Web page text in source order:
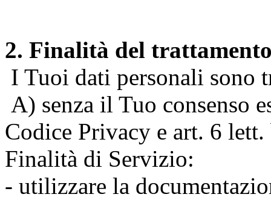
2. Finalità del
I Tuoi dati personali sono
A) senza il Tuo consenso
Codice Privacy e art. 6
Finalità di Servizio:
- utilizzare la